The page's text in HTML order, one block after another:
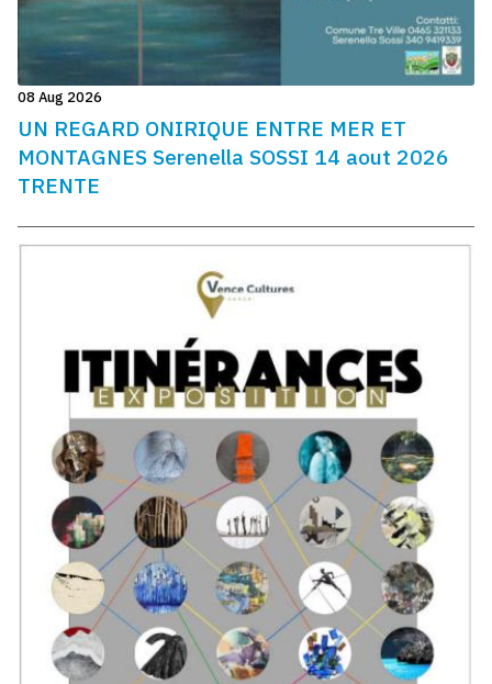
08 Aug 2026
UN REGARD ONIRIQUE ENTRE MER ET
MONTAGNES Serenella SOSSI 14 aout 2026
TRENTE